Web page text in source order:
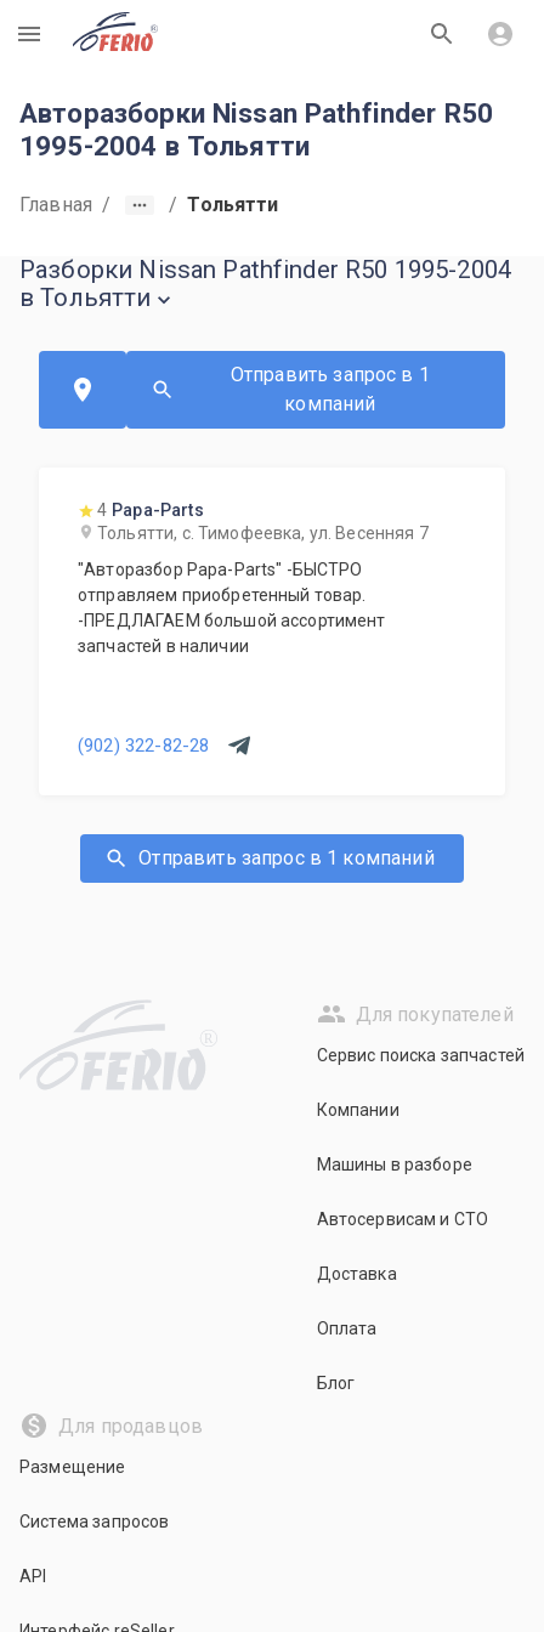
R
Авторазборки Nissan Pathfinder R50
1995-2004 в Тольятти
Главная / / Тольятти
Разборки Nissan Pathfinder R50 1995-2004
в Тольятти
Отправить запрос в 1
компаний
4 Papa-Parts
Тольятти, с. Тимофеевка, ул. Весенняя 7
"Авторазбор Papa-Parts" -БЫСТРО
отправляем приобретенный товар.
-ПРЕДЛАГАЕМ большой ассортимент
запчастей в наличии
(902) 322-82-28
Отправить запрос в 1 компаний
R
Для покупателей
Сервис поиска запчастей
Компании
Машины в разборе
Автосервисам и СТО
Доставка
Оплата
Блог
Для продавцов
Размещение
Система запросов
API